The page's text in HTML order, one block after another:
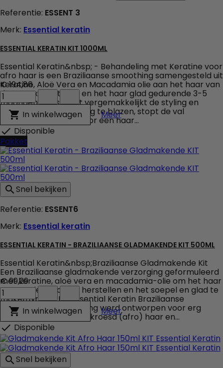
Referentie: ESSENT 3
Merk: Essential keratin
ESSENTIAL KERATIN KIT 1000ML
Essential Keratin&nbsp; - Behandeling met Keratine voor
afro haar is een Braziliaanse smoothing samengesteld uit
Keratine, Aloë Vera en Macadamia olie aan het haar van
de cortex herstellen en het haar glad gedurende 3-5
maanden.&nbsp; Het vergemakkelijkt de styling en
vermindert de tijd droog te blazen, stopt de val
verwijderde de vork voor een haar...
€ 194,86
Essential
Keratin
1000ml
veld
producthoeveelheid
 In winkelwagen MeerEssential Keratin kit
 Disponible
Pakket
Snel bekijken
Referentie: ESSENT6
Merk: Essential keratin
ESSENTIAL KERATIN - BRAZILIAANSE GLADMAKENDE KIT 500ML
Essential Keratin&nbsp;Braziliaanse Gladmakende Kit
Een Braziliaanse gladmakende verzorging geformuleerd
met keratine, aloë vera en macadamia-olie om het haar
tot aan de schors te herstellen en het soepel en glad te
maken.&nbsp; De Essential Keratin Braziliaanse
gladmakende verzorging werd ontworpen voor erg
krullend, golvend en gekroesd (afro) haar en...
€ 99,29
Essential
Keratin
Braziliaanse
Gladmakende
KIT
500ml
veld
producthoeveelheid
 In winkelwagen MeerEssential Keratin -
 Disponible
 Snel bekijken